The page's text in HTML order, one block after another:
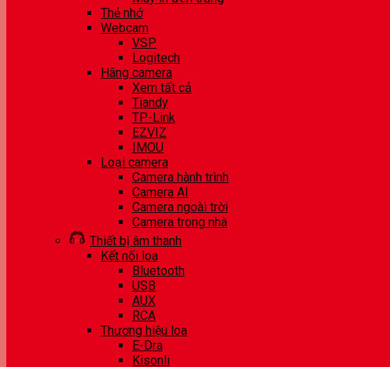
Thẻ nhớ
Webcam
VSP
Logitech
Hãng camera
Xem tất cả
Tiandy
TP-Link
EZVIZ
IMOU
Loại camera
Camera hành trình
Camera AI
Camera ngoài trời
Camera trong nhà
Thiết bị âm thanh
Kết nối loa
Bluetooth
USB
AUX
RCA
Thương hiệu loa
E-Dra
Kisonli